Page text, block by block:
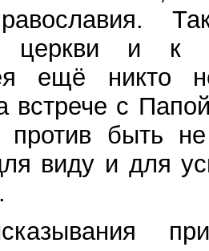
церкви и к
ещё никто
встрече с
против быть
виду и для